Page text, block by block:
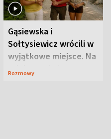
Gąsiewska i
Sołtysiewicz wrócili w
wyjątkowe miejsce. Na
szlaku czekał
Rozmowy